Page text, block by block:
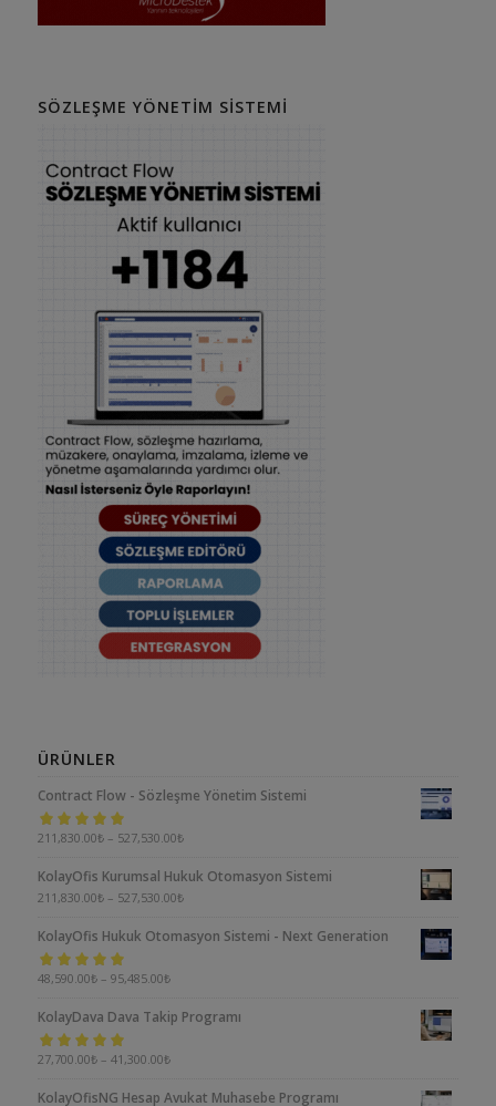
SÖZLEŞME YÖNETIM SISTEMI
ÜRÜNLER
Contract Flow - Sözleşme Yönetim Sistemi
5 üzerinden
211,830.00₺ – 527,530.00₺
KolayOfis Kurumsal Hukuk Otomasyon Sistemi
211,830.00₺ – 527,530.00₺
KolayOfis Hukuk Otomasyon Sistemi - Next Generation
5 üzerinden
48,590.00₺ – 95,485.00₺
KolayDava Dava Takip Programı
5 üzerinden
27,700.00₺ – 41,300.00₺
KolayOfisNG Hesap Avukat Muhasebe Programı